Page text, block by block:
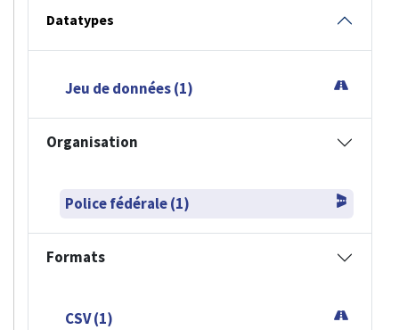
Datatypes
Jeu de données (1)
Organisation
Police fédérale (1)
Formats
CSV (1)